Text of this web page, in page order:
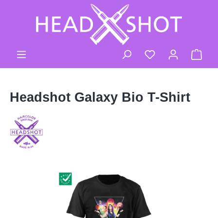
Zum Hauptinhalt springen
Headshot Galaxy Bio T-Shirt
Bildergalerie überspringen